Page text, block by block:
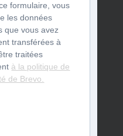
formulaire, vous
les données
que vous avez
transférées à
traitées
à la politique de
de Brevo.